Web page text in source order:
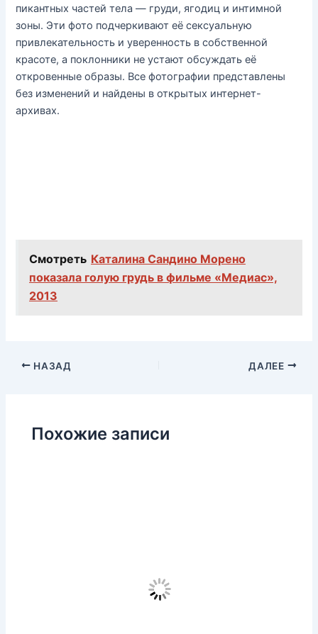
пикантных частей тела — груди, ягодиц и интимной
зоны. Эти фото подчеркивают её сексуальную
привлекательность и уверенность в собственной
красоте, а поклонники не устают обсуждать её
откровенные образы. Все фотографии представлены
без изменений и найдены в открытых интернет-
архивах.
Смотреть Каталина Сандино Морено
показала голую грудь в фильме «Медиас»,
2013
НАЗАД ДАЛЕЕ
Похожие записи